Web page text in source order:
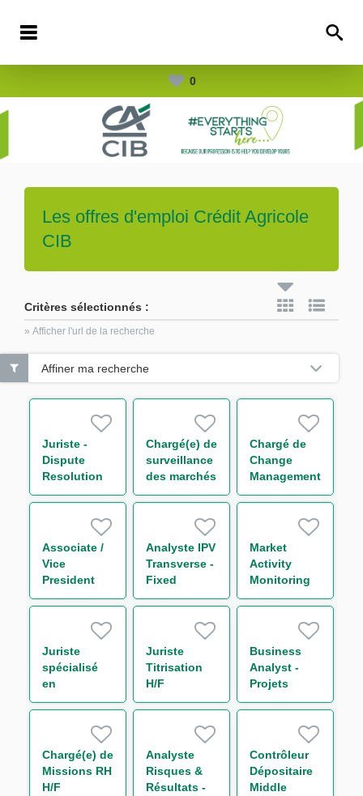
0
Les offres d'emploi Crédit Agricole
CIB
Critères sélectionnés :
» Afficher l'url de la recherche
Juriste -
Dispute
Resolution
H/F
Chargé(e) de
surveillance
des marchés
financiers
Chargé de
Change
Management
&
Communication
Associate /
Vice
President
Sales Global
Division (FI
Sales Flow
Generalist)
m/w/d
Analyste IPV
Transverse -
Fixed
Income H/F
Market
Activity
Monitoring
Analyst M/F
Juriste
spécialisé
en
sanctions
Juriste
Titrisation
H/F
Business
Analyst -
Projets
Liquidité
Chargé(e) de
Missions RH
H/F
Analyste
Risques &
Résultats -
Contrôleur
Dépositaire
Middle
Affiner ma recherche